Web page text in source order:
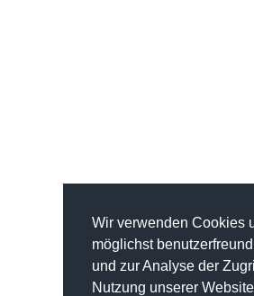
Wir verwenden Cookies
möglichst
und zur Analyse der
Nutzung unserer